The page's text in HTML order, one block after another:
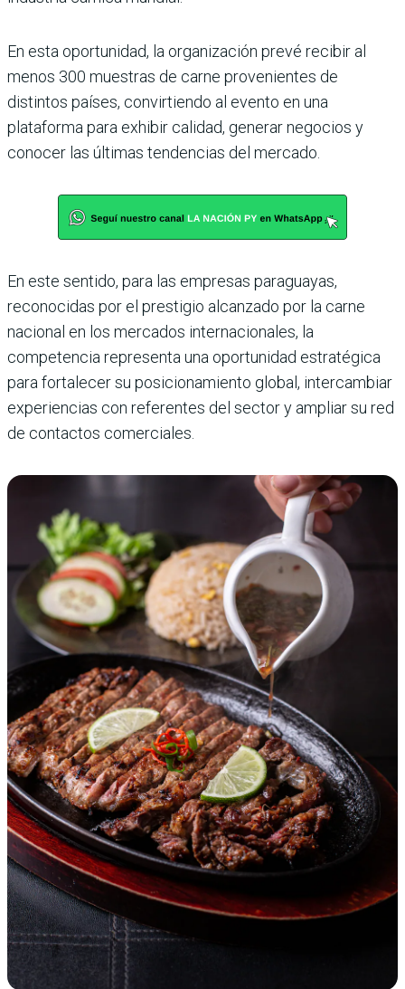
En esta oportunidad, la organización prevé recibir al
menos 300 muestras de carne provenientes de
distintos países, convirtiendo al evento en una
plataforma para exhibir calidad, generar negocios y
conocer las últimas tendencias del mercado.
En este sentido, para las empresas paraguayas,
reconocidas por el prestigio alcanzado por la carne
nacional en los mercados internacionales, la
competencia representa una oportunidad estratégica
para fortalecer su posicionamiento global, intercambiar
experiencias con referentes del sector y ampliar su red
de contactos comerciales.